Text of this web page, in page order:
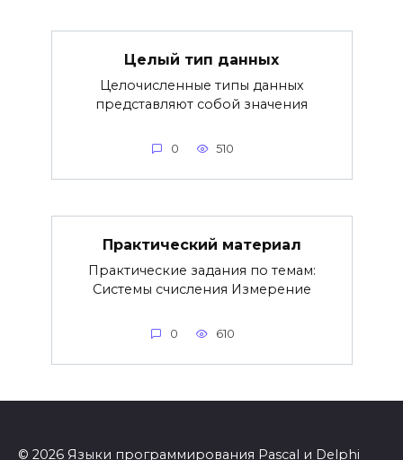
Целый тип данных
Целочисленные типы данных
представляют собой значения
0 510
Практический материал
Практические задания по темам:
Системы счисления Измерение
0 610
© 2026 Языки программирования Pascal и Delphi